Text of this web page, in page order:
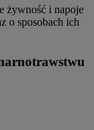
żywność i napoje
o sposobach ich